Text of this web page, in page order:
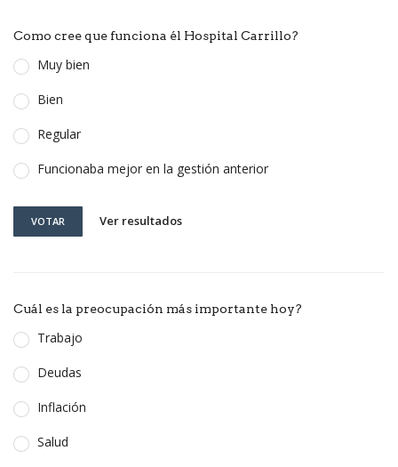
Como cree que funciona él Hospital Carrillo?
Muy bien
Bien
Regular
Funcionaba mejor en la gestión anterior
VOTAR Ver resultados
Cuál es la preocupación más importante hoy?
Trabajo
Deudas
Inflación
Salud